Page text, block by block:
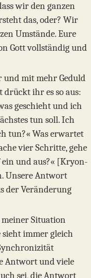
wir den ganzen
das, oder? Wir
Umstände. Eure
Gott vollständig und
und mit mehr Geduld
ihr es so aus:
geschieht und ich
tun soll. Ich
tun?« Was erwartet
vier Schritte, gehe
und aus?« [Kryon-
Unsere Antwort
der Veränderung
Situation
sieht immer gleich
Antwort und viele
sei, die Antwort